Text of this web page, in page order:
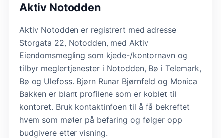
Aktiv Notodden
Aktiv Notodden er registrert med adresse
Storgata 22, Notodden, med Aktiv
Eiendomsmegling som kjede-/kontornavn og
tilbyr meglertjenester i Notodden, Bø i Telemark,
Bø og Ulefoss. Bjørn Runar Bjørnfeld og Monica
Bakken er blant profilene som er koblet til
kontoret. Bruk kontaktinfoen til å få bekreftet
hvem som møter på befaring og følger opp
budgivere etter visning.